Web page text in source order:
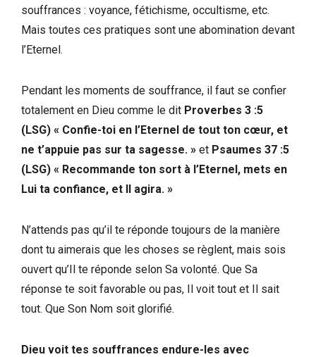
souffrances : voyance, fétichisme, occultisme, etc.
Mais toutes ces pratiques sont une abomination devant
l’Eternel.
Pendant les moments de souffrance, il faut se confier
totalement en Dieu comme le dit Proverbes 3 :5
(LSG) « Confie-toi en l’Eternel de tout ton cœur, et
ne t’appuie pas sur ta sagesse. » et Psaumes 37 :5
(LSG) « Recommande ton sort à l’Eternel, mets en
Lui ta confiance, et Il agira. »
N’attends pas qu’il te réponde toujours de la manière
dont tu aimerais que les choses se règlent, mais sois
ouvert qu’Il te réponde selon Sa volonté. Que Sa
réponse te soit favorable ou pas, Il voit tout et Il sait
tout. Que Son Nom soit glorifié.
Dieu voit tes souffrances endure-les avec